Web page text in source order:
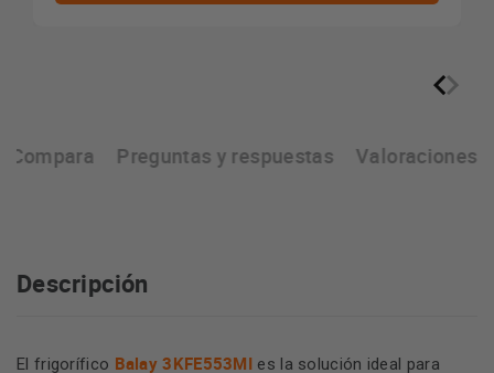
Compara Preguntas y respuestas Valoraciones
Descripción
El frigorífico Balay 3KFE553MI es la solución ideal para